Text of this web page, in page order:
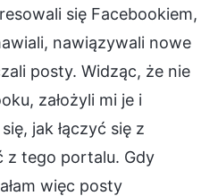
się Facebookiem,
nawiązywali nowe
posty. Widząc, że nie
założyli mi je i
jak łączyć się z
z tego portalu. Gdy
więc posty